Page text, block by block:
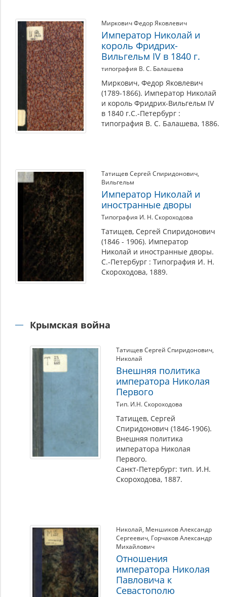
Миркович Федор Яковлевич
Император Николай и
король Фридрих-
Вильгельм IV в 1840 г.
типография В. С. Балашева
Миркович, Федор Яковлевич
(1789-1866). Император Николай
и король Фридрих-Вильгельм IV
в 1840 г.С.-Петербург :
типография В. С. Балашева, 1886.
Татищев Сергей Спиридонович,
Вильгельм
Император Николай и
иностранные дворы
Типография И. Н. Скороходова
Татищев, Сергей Спиридонович
(1846 - 1906). Император
Николай и иностранные дворы.
С.-Петербург : Типография И. Н.
Скороходова, 1889.
Крымская война
Татищев Сергей Спиридонович,
Николай
Внешняя политика
императора Николая
Первого
Тип. И.Н. Скороходова
Татищев, Сергей
Спиридонович (1846-1906).
Внешняя политика
императора Николая
Первого.
Санкт-Петербург: тип. И.Н.
Скороходова, 1887.
Николай, Меншиков Александр
Сергеевич, Горчаков Александр
Михайлович
Отношения
императора Николая
Павловича к
Севастополю